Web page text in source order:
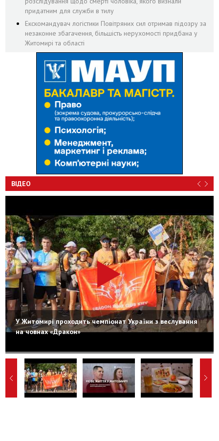
придатним для служби в тилу
Екскомандувач логістики Повітряних сил отримав підозру за
незаконне збагачення, більшість нерухомості придбана у
Житомирі та області
ВІДЕО
У Житомирі проходить чемпіонат України з веслування
на човнах «Дракон»